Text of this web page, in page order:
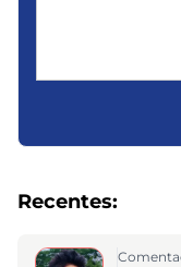
Recentes: